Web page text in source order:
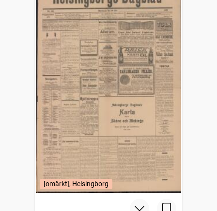
[omärkt], Helsingborg